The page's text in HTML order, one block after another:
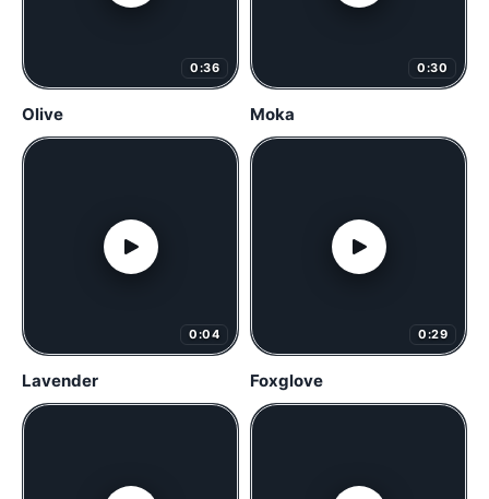
0:36
Olive
0:30
Moka
0:04
Lavender
0:29
Foxglove